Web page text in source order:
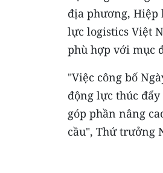
địa phương, Hiệp
lực logistics Việt
phù hợp với mục
"Việc công bố
động lực thúc
góp phần nâng
cầu", Thứ trưởng